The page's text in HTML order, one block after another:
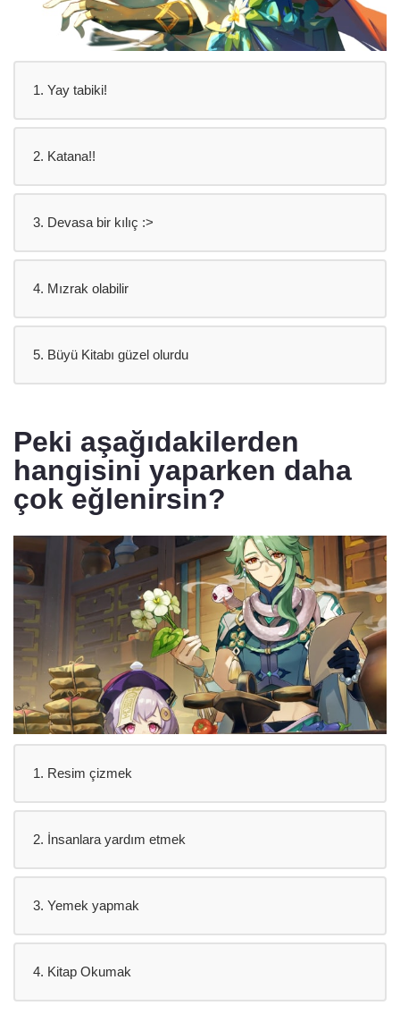
1. Yay tabiki!
2. Katana!!
3. Devasa bir kılıç :>
4. Mızrak olabilir
5. Büyü Kitabı güzel olurdu
Peki aşağıdakilerden
hangisini yaparken daha
çok eğlenirsin?
1. Resim çizmek
2. İnsanlara yardım etmek
3. Yemek yapmak
4. Kitap Okumak